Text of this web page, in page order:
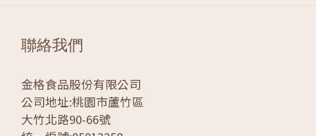
聯絡我們
金格食品股份有限公司
公司地址:桃園市蘆竹區
大竹北路90-66號